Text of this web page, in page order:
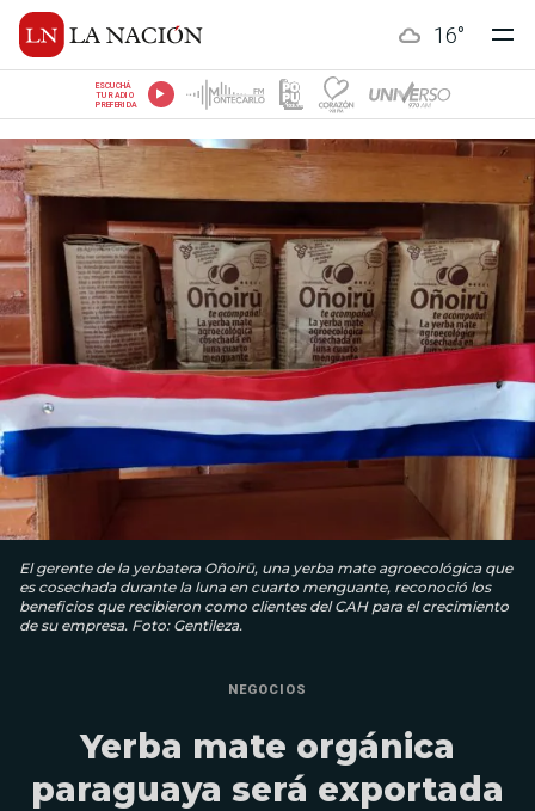
16°
ESCUCHÁ
TU RADIO
PREFERIDA
El gerente de la yerbatera Oñoirū, una yerba mate agroecológica que
es cosechada durante la luna en cuarto menguante, reconoció los
beneficios que recibieron como clientes del CAH para el crecimiento
de su empresa. Foto: Gentileza.
NEGOCIOS
Yerba mate orgánica
paraguaya será exportada